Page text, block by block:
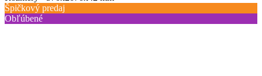
Špičkový predaj
Obľúbené